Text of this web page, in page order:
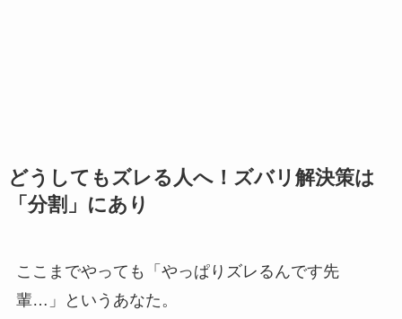
どうしてもズレる人へ！ズバリ解決策は
「分割」にあり
ここまでやっても「やっぱりズレるんです先
輩…」というあなた。